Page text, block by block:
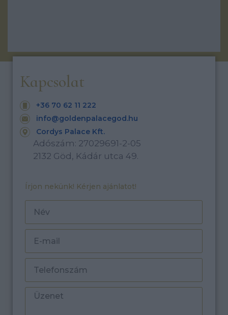
Kapcsolat
+36 70 62 11 222
info@goldenpalacegod.hu
Cordys Palace Kft.
Adószám: 27029691-2-05
2132 Göd, Kádár utca 49.
Írjon nekünk! Kérjen ajánlatot!